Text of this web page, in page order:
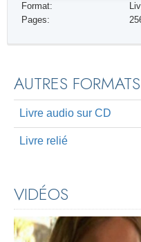
Format:
Pages:
AUTRES
Livre audio sur CD
Livre relié
VIDÉOS